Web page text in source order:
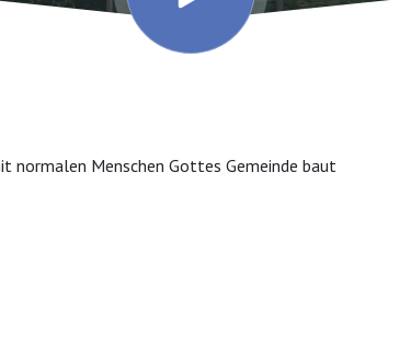
normalen Menschen Gottes Gemeinde baut